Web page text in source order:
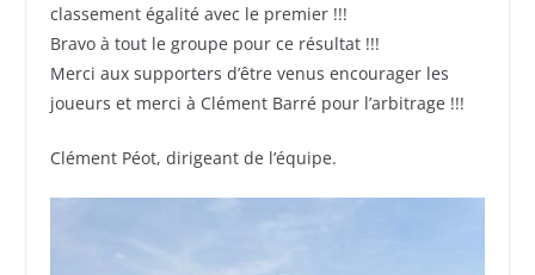
classement égalité avec le premier !!!
Bravo à tout le groupe pour ce résultat !!!
Merci aux supporters d’être venus encourager les
joueurs et merci à Clément Barré pour l’arbitrage !!!
Clément Péot, dirigeant de l’équipe.